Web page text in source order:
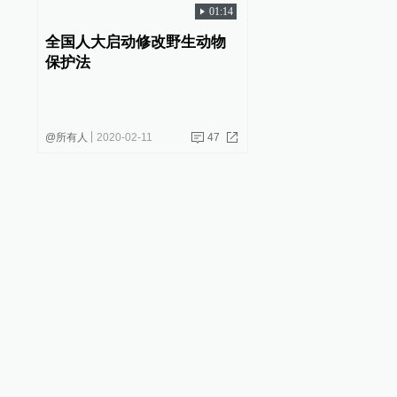
01:14
全国人大启动修改野生动物
保护法
@所有人 2020-02-11 47